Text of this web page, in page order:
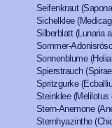
Seifenkraut
Sichelklee
Silberblatt (Lunaria
Sommer-
Sonnenblume
Spierstrauch
Spritzgurke
Steinklee (Melilotus
Stern-Anemone
Sternhyazinthe